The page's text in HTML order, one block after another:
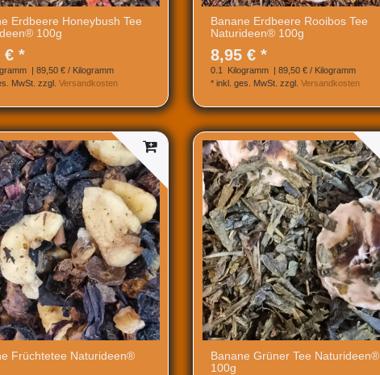
Erdbeere Honeybush Tee
100g
€ *
| 89,50 € / Kilogramm
MwSt. zzgl. Versandkosten
Banane Erdbeere Rooibos Tee
Naturideen® 100g
8,95 € *
0.1 Kilogramm | 89,50 € / Kilogramm
* inkl. ges. MwSt. zzgl. Versandkosten
Früchtetee Naturideen®
Banane Grüner Tee Naturideen®
100g